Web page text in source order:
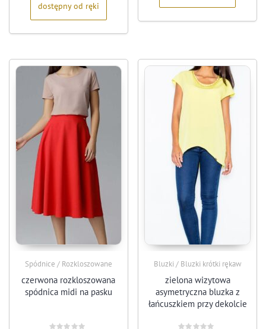
dostępny od ręki
Spódnice / Rozkloszowane
czerwona rozkloszowana
spódnica midi na pasku
Bluzki / Bluzki krótki rękaw
zielona wizytowa
asymetryczna bluzka z
łańcuszkiem przy dekolcie